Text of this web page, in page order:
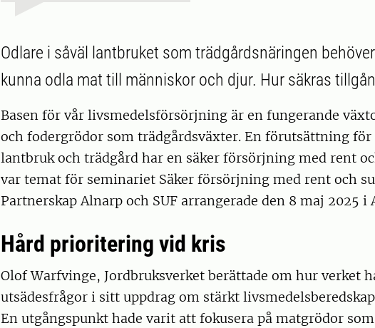
Odlare i såväl lantbruket som trädgårdsnäringen
kunna odla mat till människor och djur. Hur säkras
Basen för vår livsmedelsförsörjning är en fungerande
och fodergrödor som trädgårdsväxter. En förutsättning
lantbruk och trädgård har en säker försörjning med rent
var temat för seminariet Säker försörjning med rent och
Partnerskap Alnarp och SUF arrangerade den 8 maj 2025 i
Hård prioritering vid kris
Olof Warfvinge, Jordbruksverket berättade om hur verket
utsädesfrågor i sitt uppdrag om stärkt
En utgångspunkt hade varit att fokusera på matgrödor